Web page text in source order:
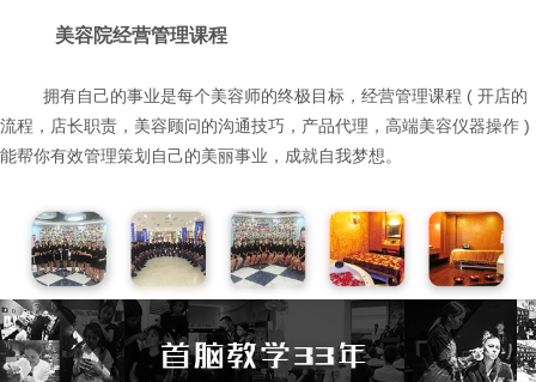
美容院经营管理课程
拥有自己的事业是每个美容师的终极目标，经营管理课程 ( 开店的
流程，店长职责，美容顾问的沟通技巧，产品代理，高端美容仪器操作 )
能帮你有效管理策划自己的美丽事业，成就自我梦想。